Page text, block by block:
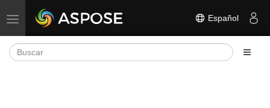
Alternar navegación Español